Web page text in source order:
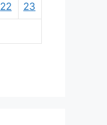
22 23